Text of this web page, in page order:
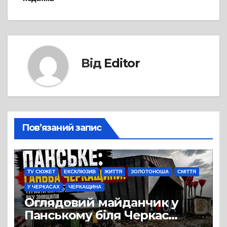
Від Editor
Пов’язаний запис
TV СЮЖЕТ ЕКСКЛЮЗИВ ЖИТТЯ ЗОЛОТОНОША СМІТТЯ
У ЧЕРКАСАХ ЧЕРКАЩИНА
Оглядовий майданчик у
Панському біля Черкас